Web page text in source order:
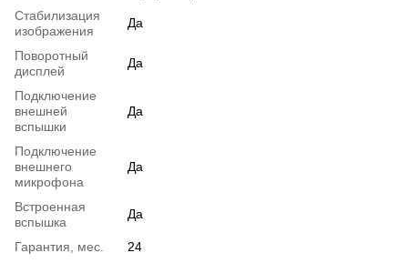
Стабилизация
изображения
Да
Поворотный
дисплей
Да
Подключение
внешней
вспышки
Да
Подключение
внешнего
микрофона
Да
Встроенная
вспышка
Да
Гарантия, мес. 24